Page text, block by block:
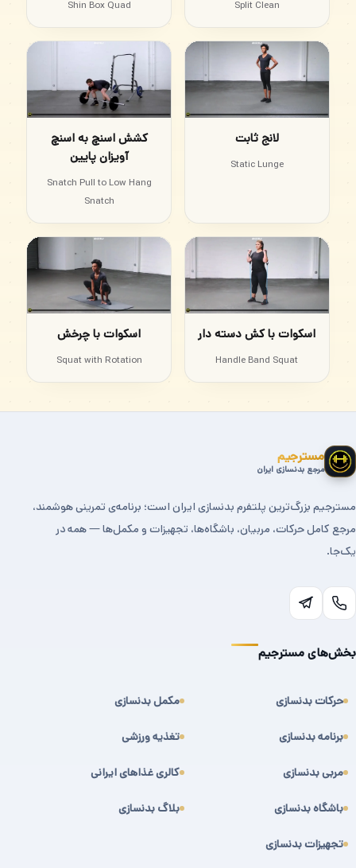
Split Clean
Shin Box Quad
لانج ثابت
Static Lunge
کشش اسنچ به اسنچ
آویزان پایین
Snatch Pull to Low Hang
Snatch
اسکوات با کش دسته دار
Handle Band Squat
اسکوات با چرخش
Squat with Rotation
مسترجیم
مرجع بدنسازی ایران
مسترجیم بزرگ‌ترین پلتفرم بدنسازی ایران است؛ برنامه‌ی تمرینی هوشمند،
مرجع کامل حرکات، مربیان، باشگاه‌ها، تجهیزات و مکمل‌ها — همه در
یک‌جا.
بخش‌های مسترجیم
حرکات بدنسازی
برنامه بدنسازی
مربی بدنسازی
باشگاه بدنسازی
تجهیزات بدنسازی
مکمل بدنسازی
تغذیه ورزشی
کالری غذاهای ایرانی
بلاگ بدنسازی